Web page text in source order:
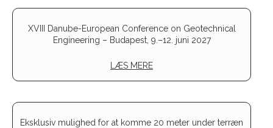
XVIII Danube-European Conference on Geotechnical
Engineering – Budapest, 9.–12. juni 2027
LÆS MERE
Eksklusiv mulighed for at komme 20 meter under terræn